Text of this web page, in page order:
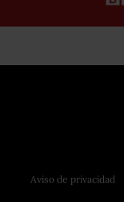
Aviso de privacidad